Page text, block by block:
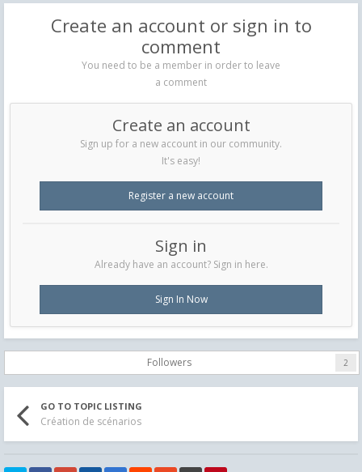
Create an account or sign in to
comment
You need to be a member in order to leave
a comment
Create an account
Sign up for a new account in our community.
It's easy!
Register a new account
Sign in
Already have an account? Sign in here.
Sign In Now
Followers 2
GO TO TOPIC LISTING
Création de scénarios